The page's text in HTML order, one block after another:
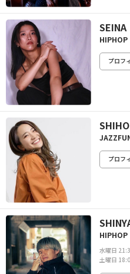
SEINA
HIPHOP
プロフ
SHIHO
プロフ
HIPHOP
水曜日
土曜日